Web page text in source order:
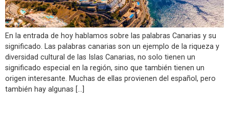
En la entrada de hoy hablamos sobre las palabras Canarias y su
significado. Las palabras canarias son un ejemplo de la riqueza y
diversidad cultural de las Islas Canarias, no solo tienen un
significado especial en la región, sino que también tienen un
origen interesante. Muchas de ellas provienen del español, pero
también hay algunas […]